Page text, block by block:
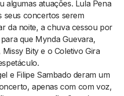
algumas atuações. Lula Pena
seus concertos serem
da noite, a chuva cessou por
que Mynda Guevara,
Bity e o Coletivo Gira
e Filipe Sambado deram um
apenas com com voz,